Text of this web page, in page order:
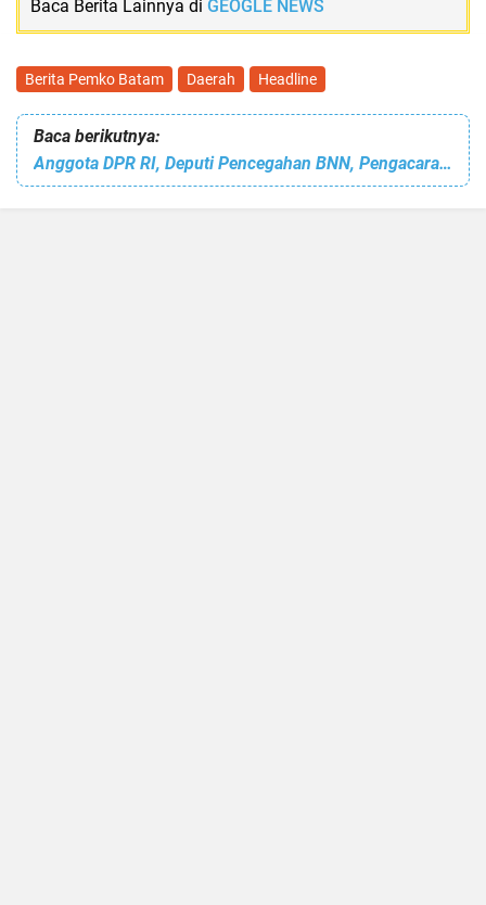
Baca Berita Lainnya di GEOGLE NEWS
Berita Pemko Batam Daerah Headline
Baca berikutnya:
Anggota DPR RI, Deputi Pencegahan BNN, Pengacara hingga Seniman Hadiri Halalbihalal GPAN